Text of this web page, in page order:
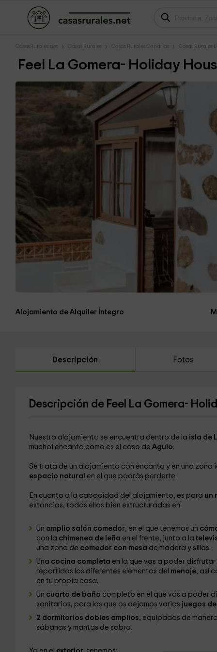
CasasRurales.net Casas Rurales Casas Rurales Canarias Casas Rurales
Feel La Gomera- Holiday
Alojamiento de Alquiler Íntegro
Descripción Fotos
Descripción de Feel La Gomera-
Nuestro alojamiento se encuentra dentro de la isla de
muchoi encanto como es el caso de Agulo.
Se trata de un alojamiento con encanto y en una
espacio natural en el que podrás perderte.
En cuanto a la capacidad del alojamiento, es para un
estancias, todas ellas bien estructuradas en:
Un amplio salón comedor, en el que tenemos un
con la chimenea de leña en el frente, junto a la
una zona de comedor con mesa de madera y sillas.
Una cocina completa en la que vas a poder disfrutar
repartidos los diferentes elementos del menaje, así
en tu propia casa.
Un cuarto de baño completo en el que vas a poder
sanitarios, para los que os dejamos varios juegos
2 dormitorios dobles amplios, equipados de
sábanas y mantas de sobra.